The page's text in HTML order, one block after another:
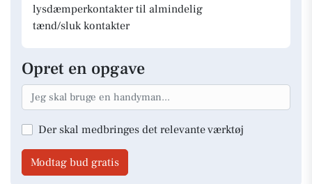
lysdæmperkontakter til almindelig
tænd/sluk kontakter
Opret en opgave
Der skal medbringes det relevante værktøj
Modtag bud gratis